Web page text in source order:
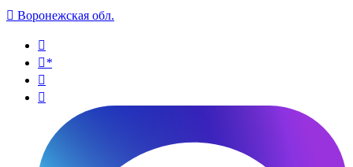
 Воронежская обл.

*

